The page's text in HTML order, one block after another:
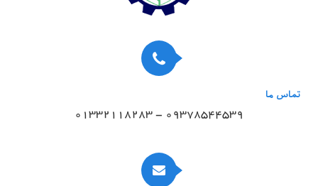
تماس ما
01332118283 - 09378544539